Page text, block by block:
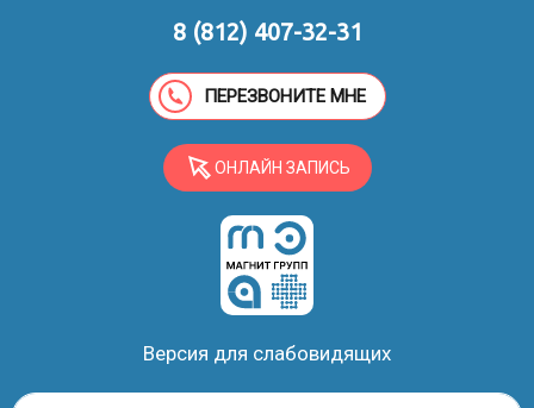
8 (812) 407-32-31
ПЕРЕЗВОНИТЕ МНЕ
ОНЛАЙН ЗАПИСЬ
Версия для слабовидящих